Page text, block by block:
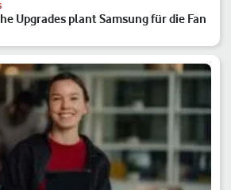
Upgrades plant Samsung für die Fan